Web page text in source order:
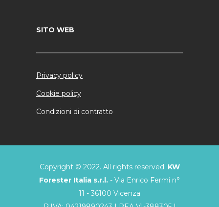
SITO WEB
Privacy policy
Cookie policy
Condizioni di contratto
Copyright © 2022. All rights reserved. KW
Forester Italia s.r.l. - Via Enrico Fermi n°
11 - 36100 Vicenza